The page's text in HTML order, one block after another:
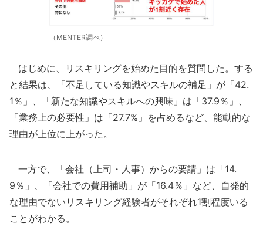
（MENTER調べ）
はじめに、リスキリングを始めた目的を質問した。する
と結果は、「不足している知識やスキルの補足」が「42.
1％」、「新たな知識やスキルへの興味」は「37.9％」、
「業務上の必要性」は「27.7%」を占めるなど、能動的な
理由が上位に上がった。
一方で、「会社（上司・人事）からの要請」は「14.
9％」、「会社での費用補助」が「16.4％」など、自発的
な理由でないリスキリング経験者がそれぞれ1割程度いる
ことがわかる。